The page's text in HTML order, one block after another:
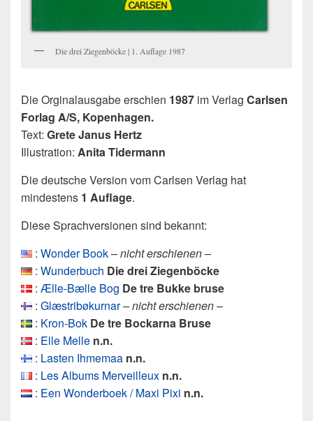
Die drei Ziegenböcke | 1. Auflage 1987
Die Orginalausgabe erschien 1987 im Verlag Carlsen
Forlag A/S, Kopenhagen.
Text: Grete Janus Hertz
Illustration: Anita Tidermann
Die deutsche Version vom Carlsen Verlag hat
mindestens 1 Auflage.
Diese Sprachversionen sind bekannt:
: Wonder Book– nicht erschienen –
: Wunderbuch Die drei Ziegenböcke
: Ælle-Bælle Bog De tre Bukke bruse
: Glæstribøkurnar– nicht erschienen –
: Kron-Bok De tre Bockarna Bruse
: Elle Melle n.n.
: Lasten Ihmemaa n.n.
: Les Albums Merveilleux n.n.
: Een Wonderboek / Maxi Pixi n.n.